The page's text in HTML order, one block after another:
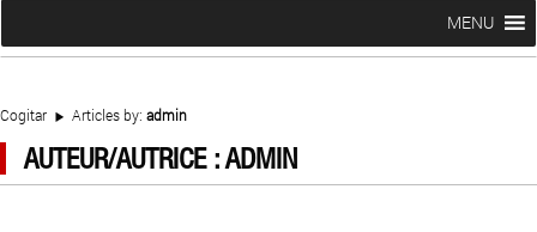
MENU
Cogitar Articles by: admin
AUTEUR/AUTRICE :ADMIN